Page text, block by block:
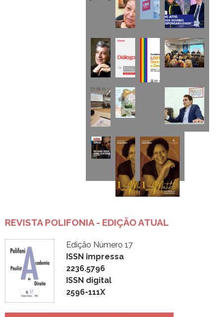
REVISTA POLIFONIA - EDIÇÃO ATUAL
Edição Número 17
ISSN impressa
2236.5796
ISSN digital
2596-111X